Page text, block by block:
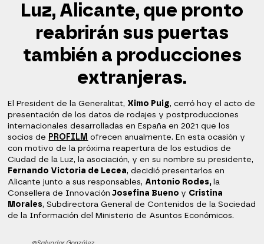
Luz, Alicante, que pronto
reabrirán sus puertas
también a producciones
extranjeras.
El President de la Generalitat, Ximo Puig, cerró hoy el acto de
presentación de los datos de rodajes y postproducciones
internacionales desarrolladas en España en 2021 que los
socios de PROFILM ofrecen anualmente. En esta ocasión y
con motivo de la próxima reapertura de los estudios de
Ciudad de la Luz, la asociación, y en su nombre su presidente,
Fernando Victoria de Lecea, decidió presentarlos en
Alicante junto a sus responsables, Antonio Rodes, la
Consellera de Innovación Josefina Bueno y Cristina
Morales, Subdirectora General de Contenidos de la Sociedad
de la Información del Ministerio de Asuntos Económicos.